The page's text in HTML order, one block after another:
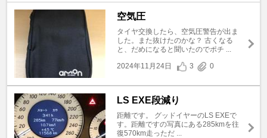
空気圧
タイヤ交換したら、空気圧警告が出ま
した。また抜けたのかな？ 古くなる
と、だめになると聞いたのでポチ ...
2024年11月24日
3 0
LS EXE段減り
距離です。 グッドイヤーのLS EXEで
す。距離ですの写真にある285kmを往
復570km走っただ ...